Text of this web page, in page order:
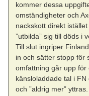
kommer dessa
omständigheter och
nackskott direkt
”utbilda” sig till döds i
Till slut ingriper
in och sätter stopp för
omfattning går upp
känsloladdade tal i FN
och ”aldrig mer”